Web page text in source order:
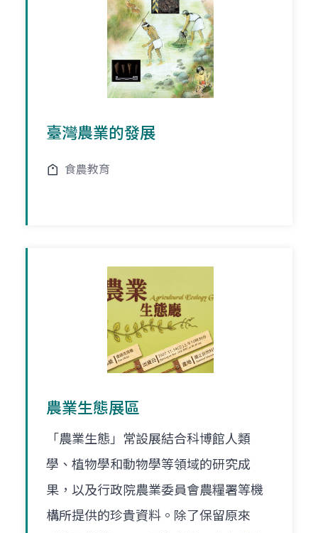
臺灣農業的發展
食農教育
農業生態展區
「農業生態」常設展結合科博館人類
學、植物學和動物學等領域的研究成
果，以及行政院農業委員會農糧署等機
構所提供的珍貴資料。除了保留原來